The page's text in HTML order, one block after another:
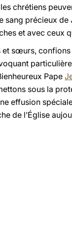
chrétiens
sang précieux
et avec ceux
et sœurs, confions
Pape
sous la
effusion
de l’Église